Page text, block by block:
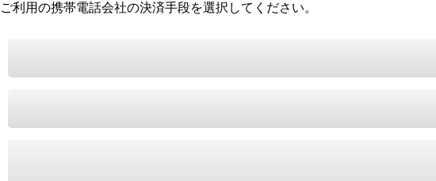
ご利用の携帯電話会社の決済手段を選択してください。